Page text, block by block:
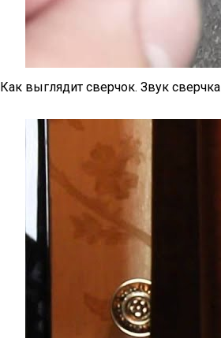
Как выглядит сверчок. Звук сверчка